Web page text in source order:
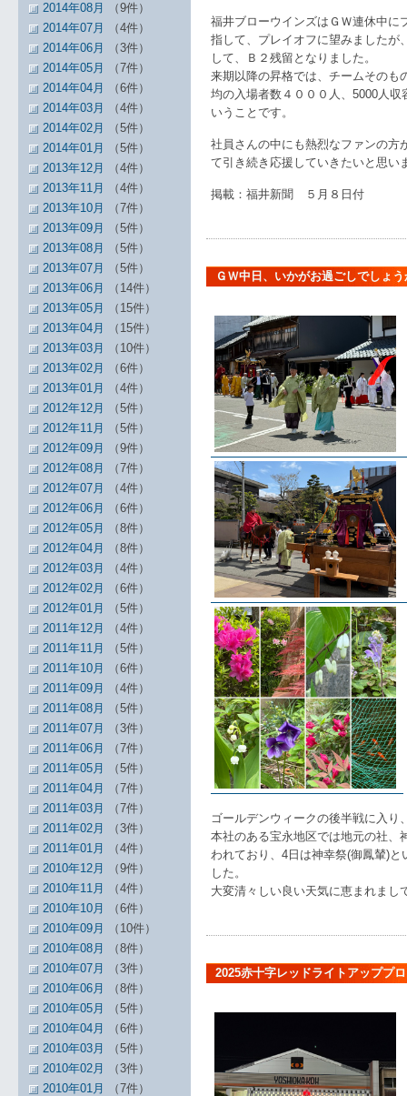
福井ブローウインズはＧＷ連休中に
指して、プレイオフに望みましたが
して、Ｂ２残留となりました。
来期以降の昇格では、チームそのも
均の入場者数４０００人、5000人
いうことです。
社員さんの中にも熱烈なファンの方
て引き続き応援していきたいと思い
掲載：福井新聞 ５月８日付
ＧＷ中日、いかがお過ごしでしょう
ゴールデンウィークの後半戦に入り
本社のある宝永地区では地元の社、
われており、4日は神幸祭(御鳳輦)
した。
大変清々しい良い天気に恵まれまし
2025赤十字レッドライトアッププ
2014年08月
（9件）
2014年07月
（4件）
2014年06月
（3件）
2014年05月
（7件）
2014年04月
（6件）
2014年03月
（4件）
2014年02月
（5件）
2014年01月
（5件）
2013年12月
（4件）
2013年11月
（4件）
2013年10月
（7件）
2013年09月
（5件）
2013年08月
（5件）
2013年07月
（5件）
2013年06月
（14件）
2013年05月
（15件）
2013年04月
（15件）
2013年03月
（10件）
2013年02月
（6件）
2013年01月
（4件）
2012年12月
（5件）
2012年11月
（5件）
2012年09月
（9件）
2012年08月
（7件）
2012年07月
（4件）
2012年06月
（6件）
2012年05月
（8件）
2012年04月
（8件）
2012年03月
（4件）
2012年02月
（6件）
2012年01月
（5件）
2011年12月
（4件）
2011年11月
（5件）
2011年10月
（6件）
2011年09月
（4件）
2011年08月
（5件）
2011年07月
（3件）
2011年06月
（7件）
2011年05月
（5件）
2011年04月
（7件）
2011年03月
（7件）
2011年02月
（3件）
2011年01月
（4件）
2010年12月
（9件）
2010年11月
（4件）
2010年10月
（6件）
2010年09月
（10件）
2010年08月
（8件）
2010年07月
（3件）
2010年06月
（8件）
2010年05月
（5件）
2010年04月
（6件）
2010年03月
（5件）
2010年02月
（3件）
2010年01月
（7件）